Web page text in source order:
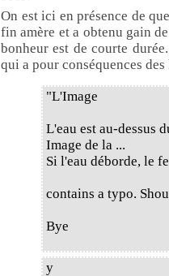
On est ici en présence de
fin amère et a obtenu gain
bonheur est de courte
qui a pour conséquences
"L'Image
L'eau est au-dessus
Image de la ...
Si l'eau déborde, le
contains a typo.
Bye
y